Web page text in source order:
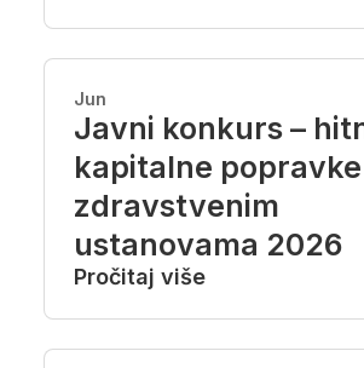
Jun
Javni konkurs –
kapitalne
zdravstvenim
ustanovama 2026
Pročitaj više